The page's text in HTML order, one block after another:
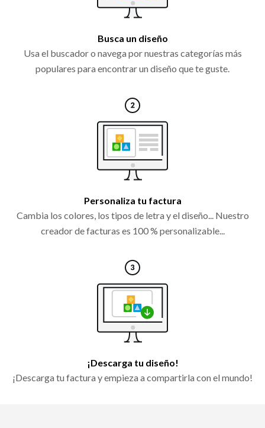
Busca un diseño
Usa el buscador o navega por nuestras categorías más
populares para encontrar un diseño que te guste.
Personaliza tu factura
Cambia los colores, los tipos de letra y el diseño... Nuestro
creador de facturas es 100 % personalizable...
¡Descarga tu diseño!
¡Descarga tu factura y empieza a compartirla con el mundo!